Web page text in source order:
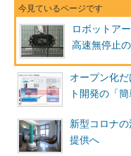
ロボットア
高速無停止
オープン化
ト開発の「
新型コロナ
提供へ